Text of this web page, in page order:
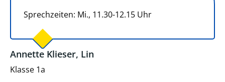
Sprechzeiten: Mi., 11.30-12.15 Uhr
Annette Klieser, Lin
Klasse 1a